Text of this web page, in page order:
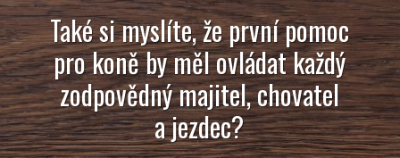
Také si myslíte, že první pomoc
pro koně by měl ovládat každý
zodpovědný majitel, chovatel
a jezdec?